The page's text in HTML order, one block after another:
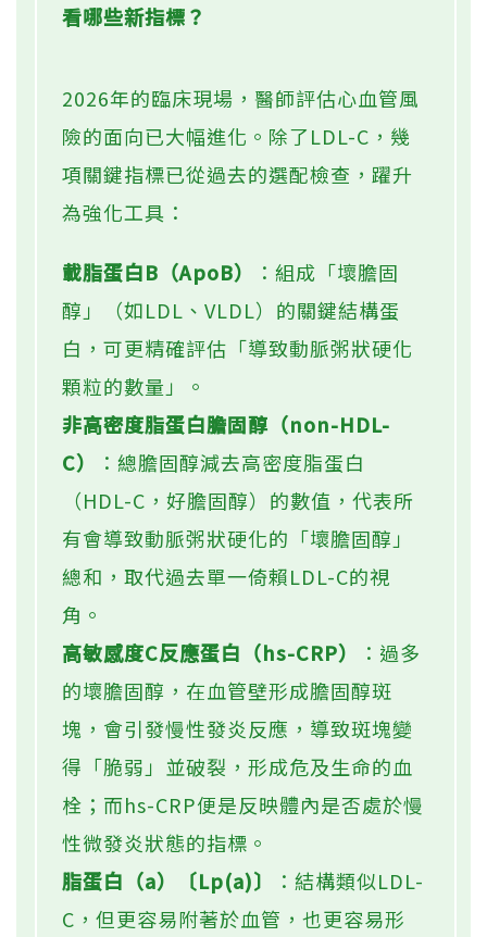
看哪些新指標？
2026年的臨床現場，醫師評估心血管風
險的面向已大幅進化。除了LDL-C，幾
項關鍵指標已從過去的選配檢查，躍升
為強化工具：
載脂蛋白B（ApoB）
：組成「壞膽固
醇」（如LDL、VLDL）的關鍵結構蛋
白，可更精確評估「導致動脈粥狀硬化
顆粒的數量」。
非高密度脂蛋白膽固醇（non-HDL-
C）
：總膽固醇減去高密度脂蛋白
（HDL-C，好膽固醇）的數值，代表所
有會導致動脈粥狀硬化的「壞膽固醇」
總和，取代過去單一倚賴LDL-C的視
角。
高敏感度C反應蛋白（hs-CRP）
：過多
的壞膽固醇，在血管壁形成膽固醇斑
塊，會引發慢性發炎反應，導致斑塊變
得「脆弱」並破裂，形成危及生命的血
栓；而hs-CRP便是反映體內是否處於慢
性微發炎狀態的指標。
脂蛋白（a）〔Lp(a)〕
：結構類似LDL-
C，但更容易附著於血管，也更容易形